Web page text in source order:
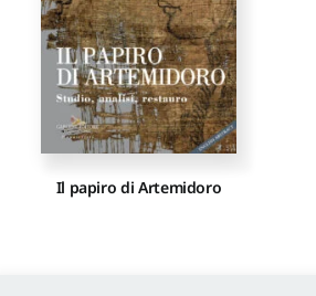
Gangemi Editore
Newsletter
Il papiro di Artemidoro